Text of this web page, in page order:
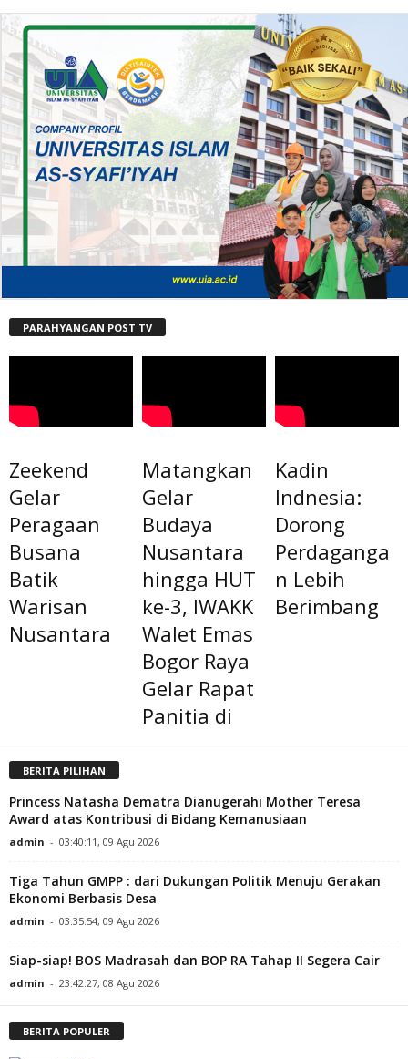
PARAHYANGAN POST TV
Zeekend
Gelar
Peragaan
Busana
Batik
Warisan
Nusantara
Matangkan
Gelar
Budaya
Nusantara
hingga HUT
ke-3, IWAKK
Walet Emas
Bogor Raya
Gelar Rapat
Panitia di
Kadin
Indnesia:
Dorong
Perdaganga
n Lebih
Berimbang
BERITA PILIHAN
Princess Natasha Dematra Dianugerahi Mother Teresa
Award atas Kontribusi di Bidang Kemanusiaan
admin - 03:40:11, 09 Agu 2026
Tiga Tahun GMPP : dari Dukungan Politik Menuju Gerakan
Ekonomi Berbasis Desa
admin - 03:35:54, 09 Agu 2026
Siap-siap! BOS Madrasah dan BOP RA Tahap II Segera Cair
admin - 23:42:27, 08 Agu 2026
BERITA POPULER